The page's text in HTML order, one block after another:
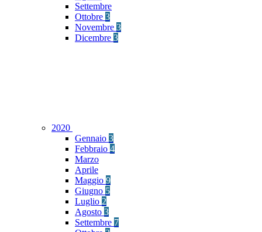
Settembre
Ottobre 3
Novembre 3
Dicembre 3
2020
Gennaio 3
Febbraio 4
Marzo
Aprile
Maggio 9
Giugno 5
Luglio 2
Agosto 3
Settembre 7